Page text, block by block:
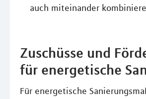
auch miteinander
Zuschüsse und
für energetische
Für energetische